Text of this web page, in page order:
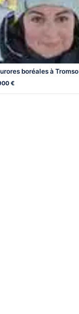
boréales à Tromso
€